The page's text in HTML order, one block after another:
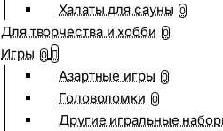
Халаты для сауны 0
Для творчества и хобби 0
Игры 0
Азартные игры 0
Головоломки 0
Другие игральные